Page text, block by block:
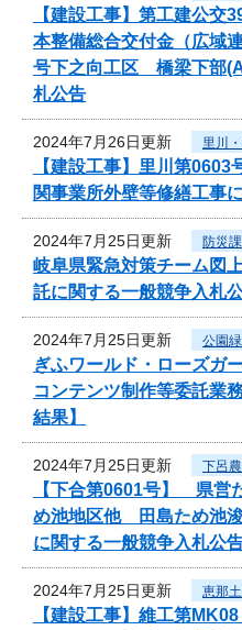
【建設工事】第工建公
本整備総合交付金（広域
号下之向工区 橋梁下部
札公告
2024年7月26日更新 里川
【建設工事】里川第
関事業所外壁等修繕工事
2024年7月25日更新 防災課
岐阜県緊急対策チーム図
託に関する一般競争入札
2024年7月25日更新 公園
ぎふワールド・ローズガ
コンテンツ制作等委託業
結果】
2024年7月25日更新 下呂
【下合第0601号】 県営
め池地区他 田島ため池
に関する一般競争入札公
2024年7月25日更新 恵那
【建設工事】維工第